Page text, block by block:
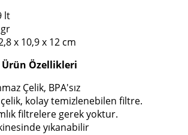
lt
gr
x 10,9 x 12 cm
Ürün Özellikleri
Çelik, BPA'sız
kolay temizlenebilen filtre.
filtrelere gerek yoktur.
yıkanabilir